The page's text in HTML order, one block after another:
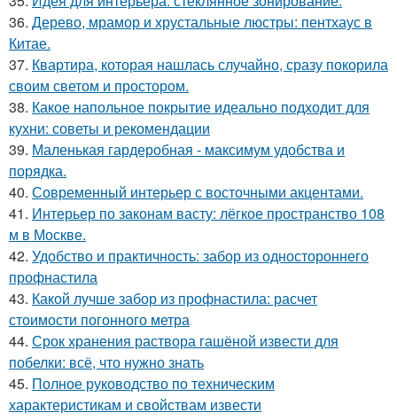
36. Дерево, мрамор и хрустальные люстры: пентхаус в
Китае.
37. Квартира, которая нашлась случайно, сразу покорила
своим светом и простором.
38. Какое напольное покрытие идеально подходит для
кухни: советы и рекомендации
39. Маленькая гардеробная - максимум удобства и
порядка.
40. Современный интерьер с восточными акцентами.
41. Интерьер по законам васту: лёгкое пространство 108
м в Москве.
42. Удобство и практичность: забор из одностороннего
профнастила
43. Какой лучше забор из профнастила: расчет
стоимости погонного метра
44. Срок хранения раствора гашёной извести для
побелки: всё, что нужно знать
45. Полное руководство по техническим
характеристикам и свойствам извести